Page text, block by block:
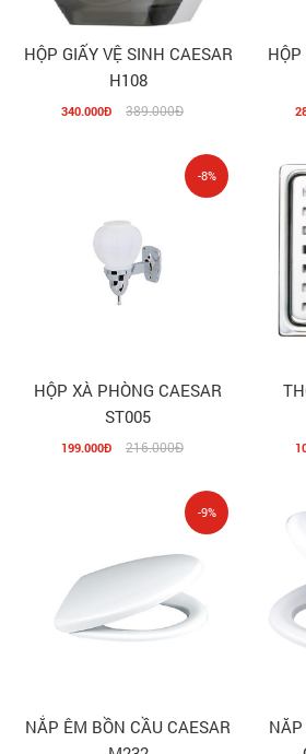
HỘP GIẤY VỆ SINH CAESAR
H108
340.000Đ 389.000Đ
HỘP XÀ PHÒNG CAESAR
ST005
199.000Đ 216.000Đ
-8%
NẮP ÊM BỒN CẦU CAESAR
-9%